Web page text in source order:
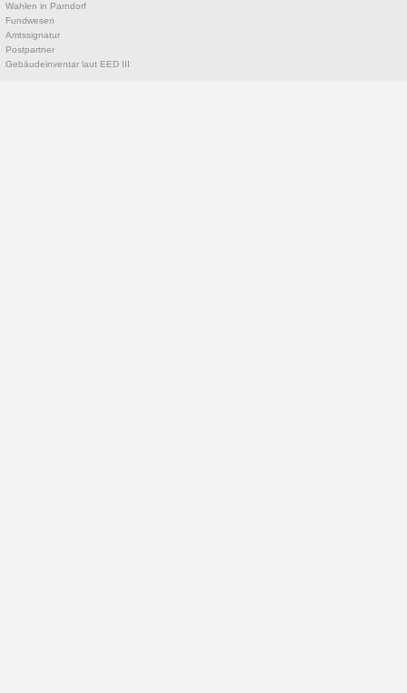
Wahlen in Parndorf
Fundwesen
Amtssignatur
Postpartner
Gebäudeinventar laut EED III